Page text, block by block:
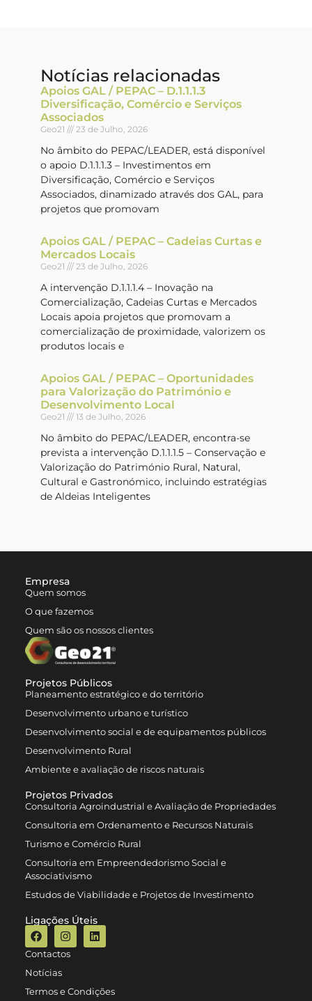
Notícias relacionadas
Apoios GAL / PEPAC – D.1.1.1.3
Diversificação, Comércio e Serviços
Associados
Geo21 23 de Julho, 2026
No âmbito do PEPAC/LEADER, está disponível
o apoio D.1.1.1.3 – Investimentos em
Diversificação, Comércio e Serviços
Associados, dinamizado através dos GAL, para
projetos que promovam
Apoios GAL / PEPAC – Cadeias Curtas e
Mercados Locais
Geo21 23 de Julho, 2026
A intervenção D.1.1.1.4 – Inovação na
Comercialização, Cadeias Curtas e Mercados
Locais apoia projetos que promovam a
comercialização de proximidade, valorizem os
produtos locais e
Apoios GAL / PEPAC – Oportunidades
para Valorização do Património e
Desenvolvimento Local
Geo21 13 de Julho, 2026
No âmbito do PEPAC/LEADER, encontra-se
prevista a intervenção D.1.1.1.5 – Conservação e
Valorização do Património Rural, Natural,
Cultural e Gastronómico, incluindo estratégias
de Aldeias Inteligentes
Empresa
Quem somos
O que fazemos
Quem são os nossos clientes
Projetos Públicos
Planeamento estratégico e do território
Desenvolvimento urbano e turístico
Desenvolvimento social e de equipamentos públicos
Desenvolvimento Rural
Ambiente e avaliação de riscos naturais
Projetos Privados
Consultoria Agroindustrial e Avaliação de Propriedades
Consultoria em Ordenamento e Recursos Naturais
Turismo e Comércio Rural
Consultoria em Empreendedorismo Social e
Associativismo
Estudos de Viabilidade e Projetos de Investimento
Ligações Úteis
Contactos
Notícias
Termos e Condições